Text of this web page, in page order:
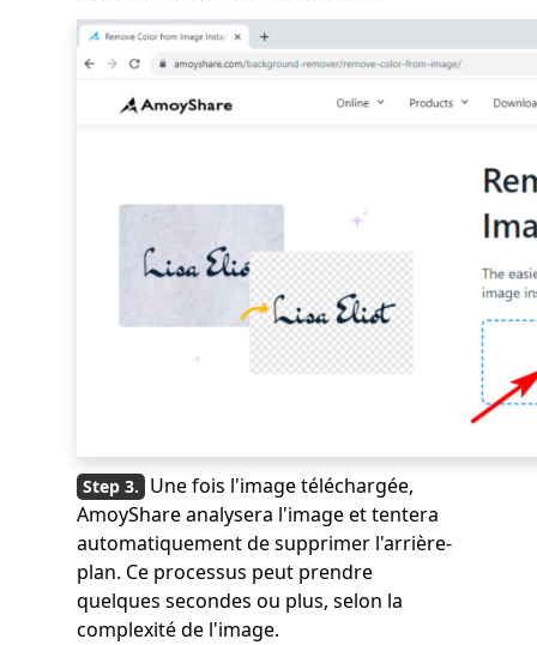
Une fois l'image téléchargée,
AmoyShare analysera l'image et tentera
automatiquement de supprimer l'arrière-
plan. Ce processus peut prendre
quelques secondes ou plus, selon la
complexité de l'image.